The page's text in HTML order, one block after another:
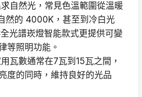
自然光，常見色溫範圍從溫暖
然的 4000K，甚至到冷白光
光譜崁燈智能款式更提供可變
等照明功能。
瓦數通常在7瓦到15瓦之間，
度的同時，維持良好的光品